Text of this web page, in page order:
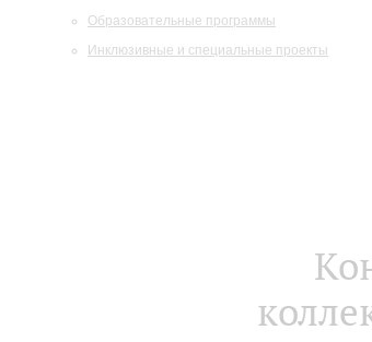
Образовательные программы
Инклюзивные и специальные проекты